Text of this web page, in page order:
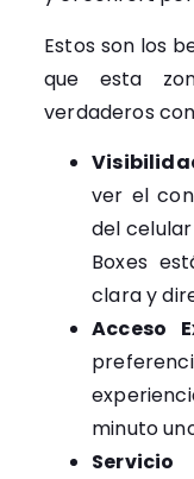
Estos son los
que esta
verdaderos
ver el
del
Boxes
clara y
Acceso
minuto